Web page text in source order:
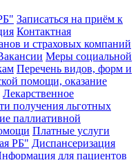
Записаться на приём к
Контактная
и страховых компаний
Меры социальной
Перечень видов, форм и
помощи, оказание
Лекарственное
получения льготных
паллиативной
Платные услуги
РБ" Диспансеризация
для пациентов